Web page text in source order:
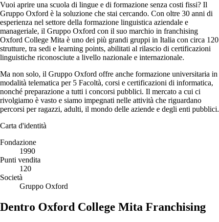
Vuoi aprire una scuola di lingue e di formazione senza costi fissi? Il
Gruppo Oxford è la soluzione che stai cercando. Con oltre 30 anni di
esperienza nel settore della formazione linguistica aziendale e
manageriale, il Gruppo Oxford con il suo marchio in franchising
Oxford College Mita è uno dei più grandi gruppi in Italia con circa 120
strutture, tra sedi e learning points, abilitati al rilascio di certificazioni
linguistiche riconosciute a livello nazionale e internazionale.
Ma non solo, il Gruppo Oxford offre anche formazione universitaria in
modalità telematica per 5 Facoltà, corsi e certificazioni di informatica,
nonché preparazione a tutti i concorsi pubblici. Il mercato a cui ci
rivolgiamo è vasto e siamo impegnati nelle attività che riguardano
percorsi per ragazzi, adulti, il mondo delle aziende e degli enti pubblici.
Carta d'identità
Fondazione
1990
Punti vendita
120
Società
Gruppo Oxford
Dentro Oxford College Mita Franchising